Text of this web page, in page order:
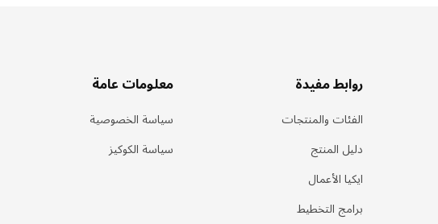
روابط مفيدة
الفئات والمنتجات
دليل المنتج
ايكيا الأعمال
برامج التخطيط
معلومات عامة
سياسة الخصوصية
سياسة الكوكيز